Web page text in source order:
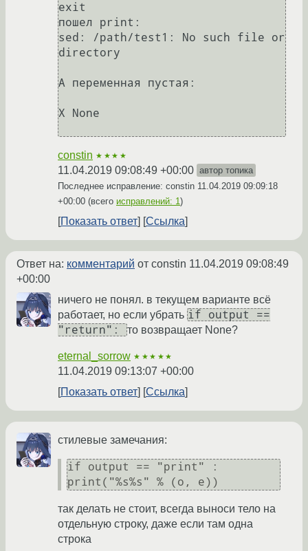
exit
пошел print:
sed: /path/test1: No such file or
directory
А переменная пустая:
X None
constin ★★★★
11.04.2019 09:08:49 +00:00 автор топика
Последнее исправление: constin 11.04.2019 09:09:18
+00:00 (всего исправлений: 1)
Показать ответ Ссылка
Ответ на: комментарий от constin 11.04.2019 09:08:49
+00:00
ничего не понял. в текущем варианте всё
работает, но если убрать if output ==
"return":
то возвращает None?
eternal_sorrow ★★★★★
11.04.2019 09:13:07 +00:00
Показать ответ
Ссылка
стилевые замечания:
if output == "print" :
print("%s%s" % (o, e))
так делать не стоит, всегда выноси тело на
отдельную строку, даже если там одна
строка